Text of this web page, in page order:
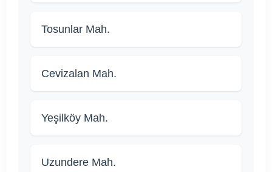
Tosunlar Mah.
Cevizalan Mah.
Yeşilköy Mah.
Uzundere Mah.